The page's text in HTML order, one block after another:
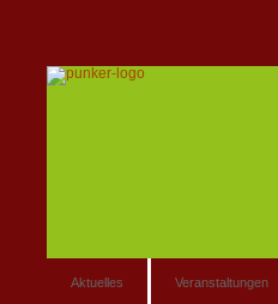
Aktuelles Veranstaltungen